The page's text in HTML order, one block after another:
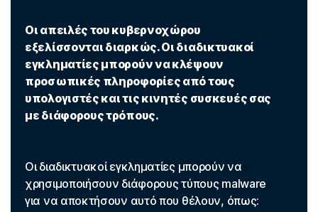
Οι απειλές του κυβερνοχώρου
εξελίσσονται διαρκώς. Οι διαδικτυακοί
εγκληματίες μπορούν να κλέψουν
προσωπικές πληροφορίες από τους
υπολογιστές και τις κινητές συσκευές σας
με διάφορους τρόπους.
Οι διαδικτυακοί εγκληματίες μπορούν να
χρησιμοποιήσουν διάφορους τύπους malware
για να αποκτήσουν αυτό που θέλουν, όπως: